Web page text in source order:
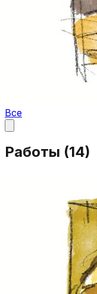
Все
Работы (14)